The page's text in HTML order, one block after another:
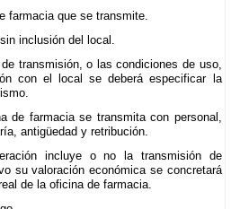
farmacia que se transmite.
inclusión del local.
transmisión, o las condiciones de uso,
con el local se deberá especificar la
de farmacia se transmita con personal,
antigüedad y retribución.
incluye o no la transmisión de
su valoración económica se concretará
de la oficina de farmacia.